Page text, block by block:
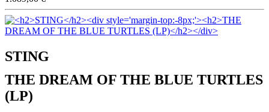
STING
THE DREAM OF THE BLUE TURTLES
(LP)